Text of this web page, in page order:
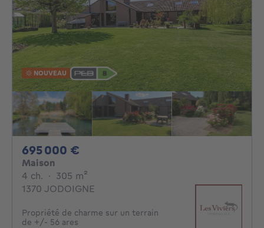
NOUVEAU
695 000 €
Maison
4 ch. 4 chambres
· 305 m²
1370 JODOIGNE
Propriété de charme sur un terrain
de +/- 56 ares